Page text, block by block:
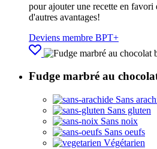
pour ajouter une recette en
d'autres avantages!
Deviens membre BPT+
Fudge marbré au
Sans
Sans gluten
Sans noix
Sans oeufs
Végétarien